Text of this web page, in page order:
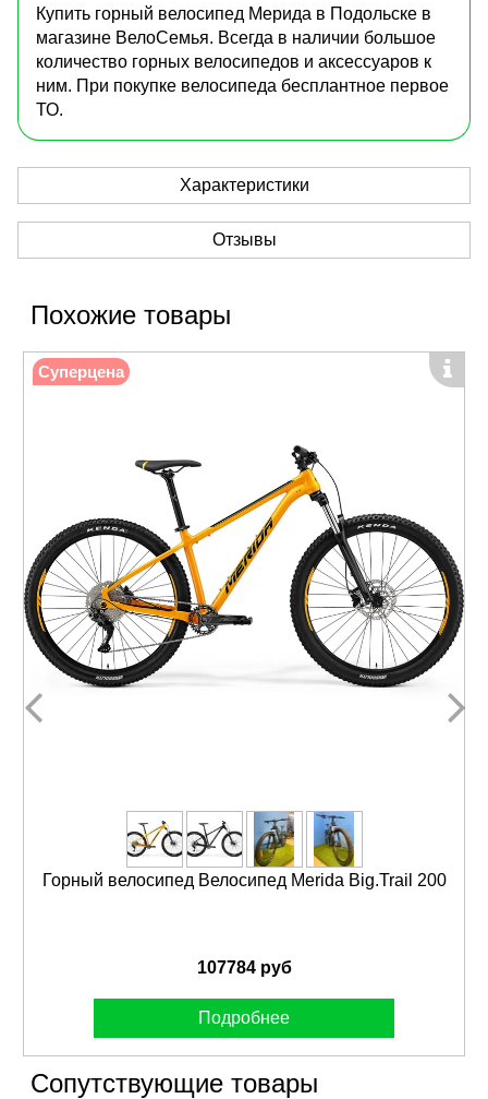
Купить горный велосипед Мерида в Подольске в
магазине ВелоСемья. Всегда в наличии большое
количество горных велосипедов и аксессуаров к
ним. При покупке велосипеда бесплантное первое
ТО.
Характеристики
Отзывы
Похожие товары
Суперцена
Горный велосипед Велосипед Merida Big.Trail 200
107784 руб
Подробнее
Сопутствующие товары